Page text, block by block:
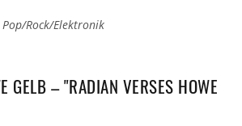
Pop/Rock/Elektronik
GELB – "RADIAN VERSES HOWE